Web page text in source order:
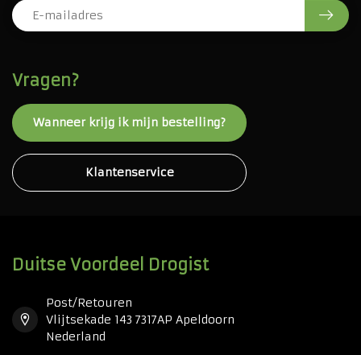
Vragen?
Wanneer krijg ik mijn bestelling?
Klantenservice
Duitse Voordeel Drogist
Post/Retouren
Vlijtsekade 143 7317AP Apeldoorn
Nederland